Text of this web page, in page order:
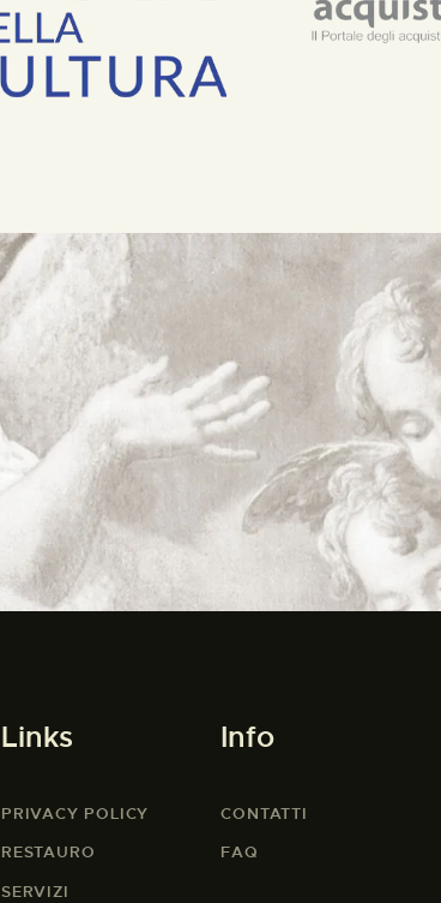
Links
PRIVACY POLICY
RESTAURO
SERVIZI
Info
CONTATTI
FAQ